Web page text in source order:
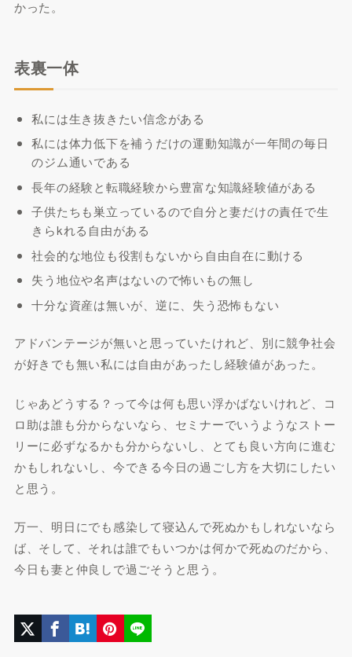
かった。
表裏一体
私には生き抜きたい信念がある
私には体力低下を補うだけの運動知識が一年間の毎日
のジム通いである
長年の経験と転職経験から豊富な知識経験値がある
子供たちも巣立っているので自分と妻だけの責任で生
きらkれる自由がある
社会的な地位も役割もないから自由自在に動ける
失う地位や名声はないので怖いもの無し
十分な資産は無いが、逆に、失う恐怖もない
アドバンテージが無いと思っていたけれど、別に競争社会
が好きでも無い私には自由があったし経験値があった。
じゃあどうする？って今は何も思い浮かばないけれど、コ
ロ助は誰も分からないなら、セミナーでいうようなストー
リーに必ずなるかも分からないし、とても良い方向に進む
かもしれないし、今できる今日の過ごし方を大切にしたい
と思う。
万一、明日にでも感染して寝込んで死ぬかもしれないなら
ば、そして、それは誰でもいつかは何かで死ぬのだから、
今日も妻と仲良しで過ごそうと思う。